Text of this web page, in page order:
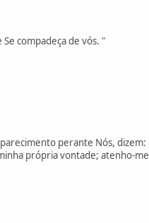
compadeça de vós. "
perante Nós, dizem:
própria vontade; atenho-me